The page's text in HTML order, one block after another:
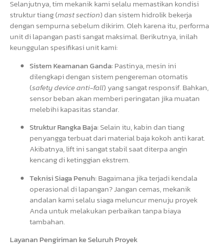
Selanjutnya, tim mekanik kami selalu memastikan kondisi
struktur tiang (mast section) dan sistem hidrolik bekerja
dengan sempurna sebelum dikirim. Oleh karena itu, performa
unit di lapangan pasti sangat maksimal. Berikutnya, inilah
keunggulan spesifikasi unit kami:
Sistem Keamanan Ganda: Pastinya, mesin ini
dilengkapi dengan sistem pengereman otomatis
(safety device anti-fall) yang sangat responsif. Bahkan,
sensor beban akan memberi peringatan jika muatan
melebihi kapasitas standar.
Struktur Rangka Baja:Selain itu, kabin dan tiang
penyangga terbuat dari material baja kokoh anti karat.
Akibatnya, lift ini sangat stabil saat diterpa angin
kencang di ketinggian ekstrem.
Teknisi Siaga Penuh: Bagaimana jika terjadi kendala
operasional di lapangan? Jangan cemas, mekanik
andalan kami selalu siaga meluncur menuju proyek
Anda untuk melakukan perbaikan tanpa biaya
tambahan.
Layanan Pengiriman ke Seluruh Proyek